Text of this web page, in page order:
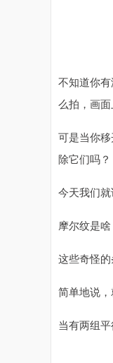
不知道你
么拍，画面
可是当你
除它们吗？
今天我们就
摩尔纹是啥
这些奇怪的
简单地说
当有两组